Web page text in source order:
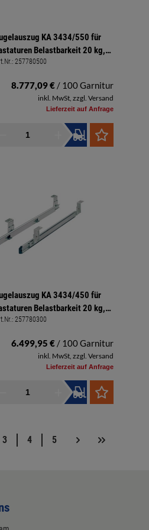
KA 3434/550 für
Belastbarkeit 20 kg,
257780500
8.777,09 € / 100 Garnitur
inkl. MwSt, zzgl. Versand
Lieferzeit auf Anfrage
KA 3434/450 für
Belastbarkeit 20 kg,
257780300
6.499,95 € / 100 Garnitur
inkl. MwSt, zzgl. Versand
Lieferzeit auf Anfrage
3 4 5